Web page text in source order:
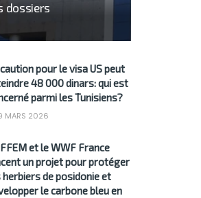
dossiers
pour le visa US peut
48 000 dinars: qui est
parmi les Tunisiens?
MARS 2026
et le WWF France
un projet pour protéger
herbiers de posidonie et
le carbone bleu en